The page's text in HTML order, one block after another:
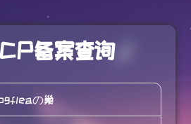
备案查询
の巢